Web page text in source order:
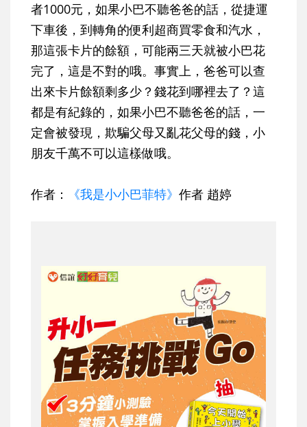
者1000元，如果小巴不聽爸爸的話，從捷運
下車後，到轉角的便利超商買零食和汽水，
那這張卡片的餘額，可能兩三天就被小巴花
完了，這是不對的哦。事實上，爸爸可以查
出來卡片餘額剩多少？錢花到哪裡去了？這
都是有紀錄的，如果小巴不聽爸爸的話，一
定會被發現，欺騙父母又亂花父母的錢，小
朋友千萬不可以這樣做哦。
作者： 《我是小小巴菲特》 作者 趙婷